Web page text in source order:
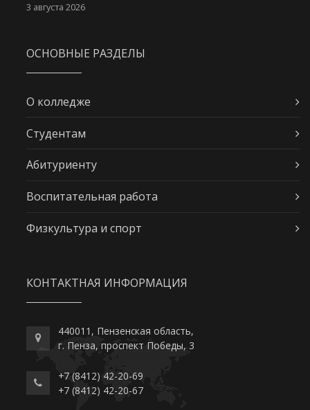
3 августа 2026
ОСНОВНЫЕ РАЗДЕЛЫ
О колледже
Студентам
Абитуриенту
Воспитательная работа
Физкультура и спорт
КОНТАКТНАЯ ИНФОРМАЦИЯ
440011, Пензенская область,
г. Пенза, проспект Победы, 3
+7 (8412) 42-20-69
+7 (8412) 42-20-67